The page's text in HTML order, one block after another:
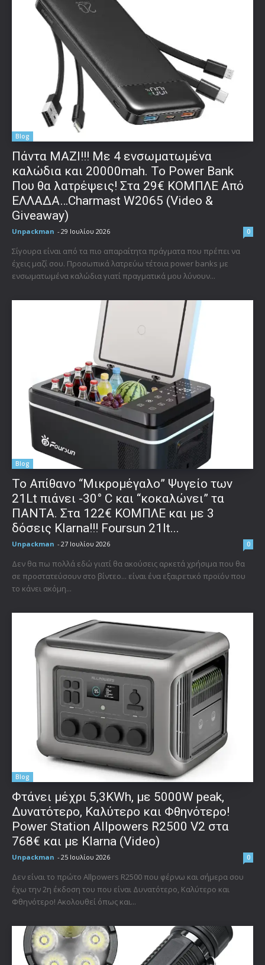
Blog
Πάντα ΜΑΖΙ!!! Με 4 ενσωματωμένα
καλώδια και 20000mah. Το Power Bank
Που θα λατρέψεις! Στα 29€ ΚΟΜΠΛΕ Από
ΕΛΛΑΔΑ…Charmast W2065 (Video &
Giveaway)
Unpackman - 29 Ιουλίου 2026 0
Σίγουρα είναι από τα πιο απαραίτητα πράγματα που πρέπει να
έχεις μαζί σου. Προσωπικά λατρεύω τέτοια power banks με
ενσωματωμένα καλώδια γιατί πραγματικά μου λύνουν...
Blog
Το Απίθανο “Μικρομέγαλο” Ψυγείο των
21Lt πιάνει -30° C και “κοκαλώνει” τα
ΠΑΝΤΑ. Στα 122€ ΚΟΜΠΛΕ και με 3
δόσεις Klarna!!! Foursun 21lt...
Unpackman - 27 Ιουλίου 2026 0
Δεν θα πω πολλά εδώ γιατί θα ακούσεις αρκετά χρήσιμα που θα
σε προστατεύσουν στο βίντεο... είναι ένα εξαιρετικό προϊόν που
το κάνει ακόμη...
Blog
Φτάνει μέχρι 5,3KWh, με 5000W peak,
Δυνατότερο, Καλύτερο και Φθηνότερο!
Power Station Allpowers R2500 V2 στα
768€ και με Klarna (Video)
Unpackman - 25 Ιουλίου 2026 0
Δεν είναι το πρώτο Allpowers R2500 που φέρνω και σήμερα σου
έχω την 2η έκδοση του που είναι Δυνατότερο, Καλύτερο και
Φθηνότερο! Ακολουθεί όπως και...